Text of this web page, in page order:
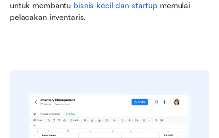
untuk membantu bisnis kecil dan startup memulai
pelacakan inventaris.